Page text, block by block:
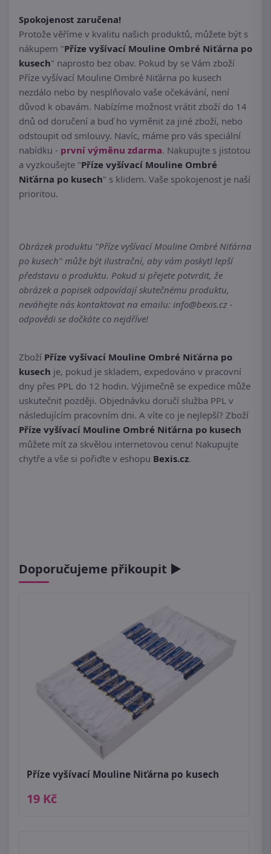
Spokojenost zaručena!
Protože věříme v kvalitu našich produktů, můžete být s
nákupem "Příze vyšívací Mouline Ombré Niťárna po
kusech" naprosto bez obav. Pokud by se Vám zboží
Příze vyšívací Mouline Ombré Niťárna po kusech
nezdálo nebo by nesplňovalo vaše očekávání, není
důvod k obavám. Nabízíme možnost vrátit zboží do 14
dnů od doručení a buď ho vyměnit za jiné zboží, nebo
odstoupit od smlouvy. Navíc, máme pro vás speciální
nabídku - první výměnu zdarma. Nakupujte s jistotou
a vyzkoušejte "Příze vyšívací Mouline Ombré
Niťárna po kusech" s klidem. Vaše spokojenost je naší
prioritou.
Obrázek produktu "Příze vyšívací Mouline Ombré Niťárna
po kusech" může být ilustrační, aby vám poskytl lepší
představu o produktu. Pokud si přejete potvrdit, že
obrázek a popisek odpovídají skutečnému produktu,
neváhejte nás kontaktovat na emailu: info@bexis.cz -
odpovědi se dočkáte co nejdříve!
Zboží Příze vyšívací Mouline Ombré Niťárna po
kusech je, pokud je skladem, expedováno v pracovní
dny přes PPL do 12 hodin. Výjimečně se expedice může
uskutečnit později. Objednávku doručí služba PPL v
následujícím pracovním dni. A víte co je nejlepší? Zboží
Příze vyšívací Mouline Ombré Niťárna po kusech
můžete mít za skvělou internetovou cenu! Nakupujte
chytře a vše si pořiďte v eshopu Bexis.cz.
Doporučujeme přikoupit ►
Příze vyšívací Mouline Niťárna po kusech
19 Kč